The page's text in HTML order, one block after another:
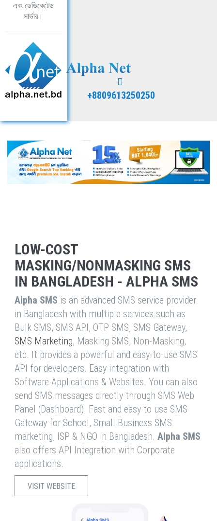
এবং ডেডিকেটেড
সার্ভার।
+8809613250250
LOW-COST
MASKING/NONMASKING SMS
IN BANGLADESH - ALPHA SMS
Alpha SMS is an advanced SMS service provider
in Bangladesh with multiple services such as
Bulk SMS, SMS API, OTP SMS, SMS Gateway,
SMS Marketing, Masking SMS, Non-Masking,
etc. It provides a powerful and easy-to-use SMS
API for developers. Easy integration with
Software Applications & Websites. You can also
send SMS messages directly through SMS Web
Panel (Dashboard). Fast and easy to use SMS
Gateway for School, Small Business SMS
marketing, ISP & NGO in Bangladesh. Alpha SMS
also offers API Integration with Corporate
applications.
VISIT WEBSITE